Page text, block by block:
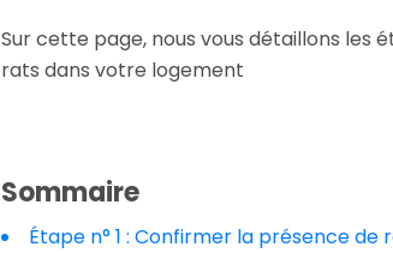
Sur cette page, nous vous détaillons les
rats dans votre logement
Sommaire
Étape n° 1 : Confirmer la présence de